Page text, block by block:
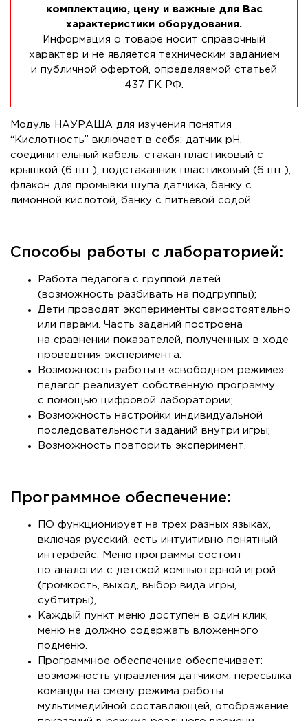
комплектацию, цену и важные для Вас
характеристики оборудования.
Информация о товаре носит справочный
характер и не является техническим заданием
и публичной офертой, определяемой статьей
437 ГК РФ.
Модуль НАУРАША для изучения понятия
“Кислотность” включает в себя: датчик pH,
соединительный кабель, стакан пластиковый с
крышкой (6 шт.), подстаканник пластиковый (6 шт.),
флакон для промывки щупа датчика, банку с
лимонной кислотой, банку с питьевой содой.
Способы работы с лабораторией:
Работа педагога с группой детей
(возможность разбивать на подгруппы);
Дети проводят эксперименты самостоятельно
или парами. Часть заданий построена
на сравнении показателей, полученных в ходе
проведения эксперимента.
Возможность работы в «свободном режиме»:
педагог реализует собственную программу
с помощью цифровой лаборатории;
Возможность настройки индивидуальной
последовательности заданий внутри игры;
Возможность повторить эксперимент.
Программное обеспечение:
ПО функционирует на трех разных языках,
включая русский, есть интуитивно понятный
интерфейс. Меню программы состоит
по аналогии с детской компьютерной игрой
(громкость, выход, выбор вида игры,
субтитры),
Каждый пункт меню доступен в один клик,
меню не должно содержать вложенного
подменю.
Программное обеспечение обеспечивает:
возможность управления датчиком, пересылка
команды на смену режима работы
мультимедийной составляющей, отображение